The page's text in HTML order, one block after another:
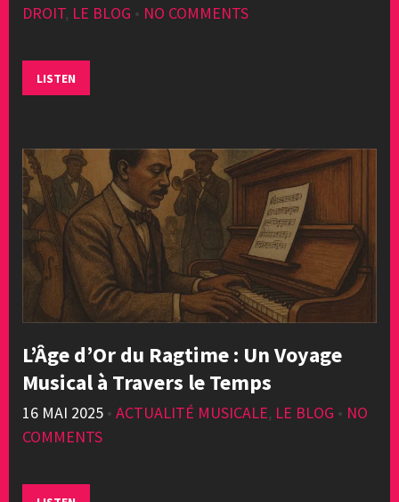
DROIT, LE BLOG • NO COMMENTS
LISTEN
L’Âge d’Or du Ragtime : Un Voyage
Musical à Travers le Temps
16 MAI 2025 • ACTUALITÉ MUSICALE, LE BLOG • NO
COMMENTS